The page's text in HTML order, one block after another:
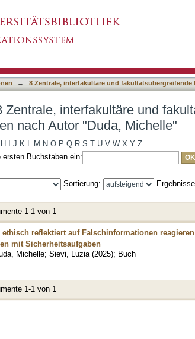
→ 8 Zentrale, interfakultäre und fakultätsübergreifende
Zentrale, interfakultäre und
nach Autor "Duda, Michelle"
H J K L M N O P Q R S T U V W X Y Z
ersten Buchstaben ein:
Sortierung:
1-1 von 1
reflektiert auf Falschinformationen
mit Sicherheitsaufgaben
Michelle; Sievi, Luzia (2025); Buch
1-1 von 1